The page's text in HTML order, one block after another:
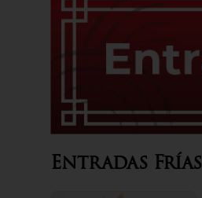
Entradas Frías